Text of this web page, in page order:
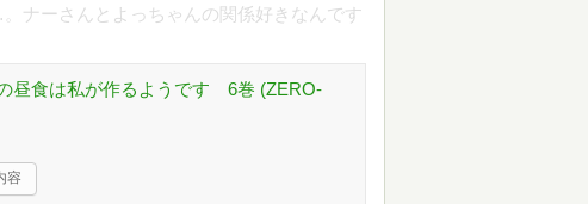
ナーさんとよっちゃんの関係好きなんです
昼食は私が作るようです 6巻 (ZERO-
容